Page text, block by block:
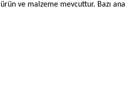
ve malzeme mevcuttur. Bazı ana